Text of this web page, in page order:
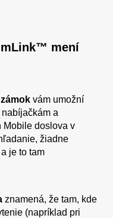
mení
vám umožní
a
Mobile doslova v
žiadne
je to tam
znamená, že tam, kde
(napríklad pri